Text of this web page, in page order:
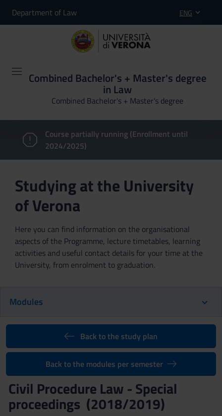
Department of Law ENG
Combined Bachelor's + Master's degree
in Law
Combined Bachelor's + Master's degree
Course partially running (Enrollment until
2024/2025)
Studying at the University
of Verona
Here you can find information on the organisational
aspects of the Programme, lecture timetables, learning
activities and useful contact details for your time at the
University, from enrolment to graduation.
Modules
Back to the study plan
Back to the modules per semester
Civil Procedure Law - Special
proceedings (2018/2019)